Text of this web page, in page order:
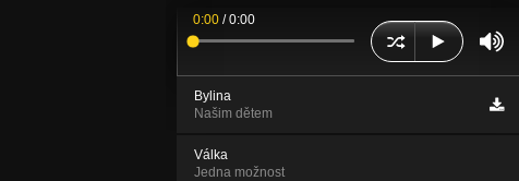
0:00 /0:00
Bylina
Našim dětem
Válka
Jedna možnost